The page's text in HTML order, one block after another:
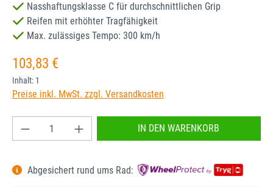
Nasshaftungsklasse C für durchschnittlichen Grip
Reifen mit erhöhter Tragfähigkeit
Max. zulässiges Tempo: 300 km/h
Regulärer Preis:
103,83 €
Inhalt: 1
Preise inkl. MwSt. zzgl. Versandkosten
Produkt Anzahl: Gib den gewünschten Wert
IN DEN WARENKORB
Abgesichert rund ums Rad: